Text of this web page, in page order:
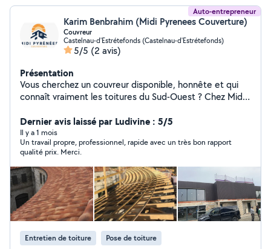
Auto-entrepreneur
Karim Benbrahim (Midi Pyrenees Couverture)
Couvreur
Castelnau-d'Estrétefonds (Castelnau-d'Estrétefonds)
5/5 (2 avis)
Présentation
Vous cherchez un couvreur disponible, honnête et qui
connaît vraiment les toitures du Sud-Ouest ? Chez Midi
présente un devis clair, et on travaille bien. C'est aussi
simple que ça. attestation decennal delivrer a la
demande du client ou pendant la reception de fin de
chantier avant le paiement biensur
Dernier avis laissé par Ludivine : 5/5
Il y a 1 mois
Un travail propre, professionnel, rapide avec un très bon rapport
qualité prix. Merci.
Entretien de toiture Pose de toiture